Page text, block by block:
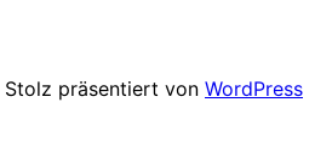
Stolz präsentiert von WordPress